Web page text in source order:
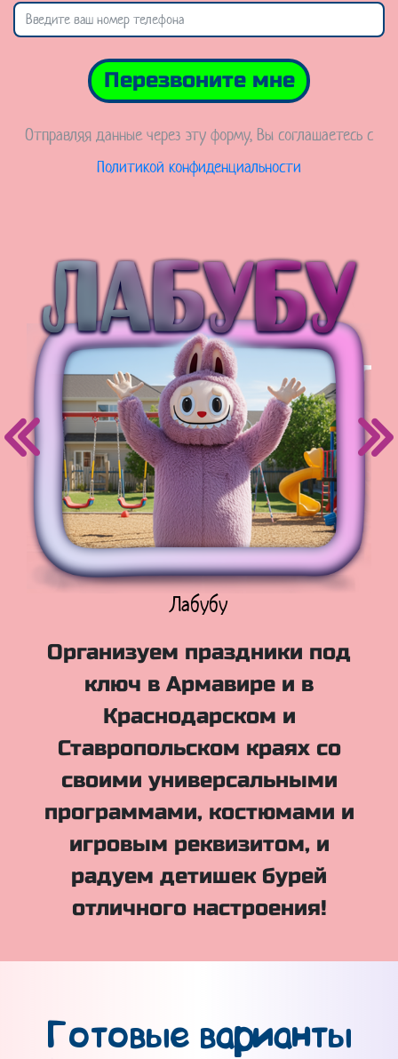
Перезвоните мне
Отправляя данные через эту форму, Вы соглашаетесь с
Политикой конфиденциальности
Куклы Лол
Организуем праздники под
ключ в Армавире и в
Краснодарском и
Ставропольском краях со
своими универсальными
программами, костюмами и
игровым реквизитом, и
радуем детишек бурей
отличного настроения!
Готовые варианты